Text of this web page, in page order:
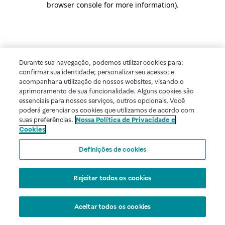
browser console for more information).
Durante sua navegação, podemos utilizar cookies para:
confirmar sua identidade; personalizar seu acesso; e
acompanhar a utilização de nossos websites, visando o
aprimoramento de sua funcionalidade. Alguns cookies são
essenciais para nossos serviços, outros opcionais. Você
poderá gerenciar os cookies que utilizamos de acordo com
suas preferências. Nossa Política de Privacidade e
Cookies
Definições de cookies
Rejeitar todos os cookies
Aceitar todos os cookies